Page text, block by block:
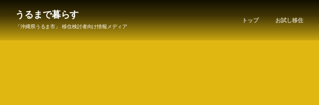
うるまで暮らす
「沖縄県うるま市」 移住検討者向け情報メディア
トップ お試し移住